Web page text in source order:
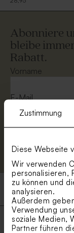
Zustimmung
Diese Webseite
Wir verwenden
personalisieren,
zu können und
analysieren.
Außerdem
Verwendung
soziale Medien,
Partner führen
Abonniere
bleibe
Rabatt.
Vorname
E-Mail
Produkte
Schnelle und